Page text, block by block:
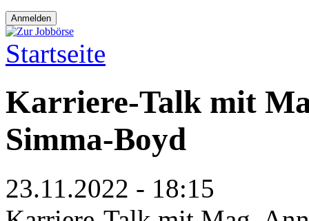
Sie sind hier
Startseite
Karriere-Talk mit
Simma-Boyd
23.11.2022 - 18:15